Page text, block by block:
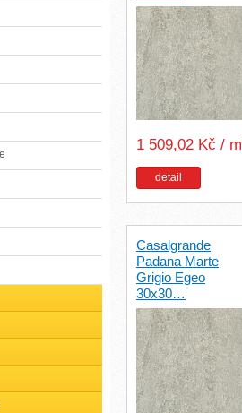
1 509,02 Kč / m
detail
Casalgrande
Padana Marte
Grigio Egeo
30x30…